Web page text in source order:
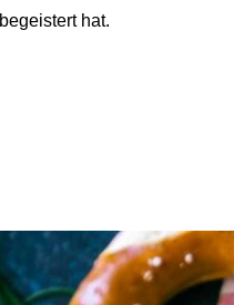
begeistert hat.